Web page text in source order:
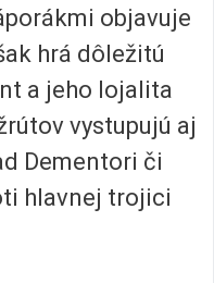
objavuje
hrá dôležitú
a jeho lojalita
vystupujú aj
Dementori či
hlavnej trojici